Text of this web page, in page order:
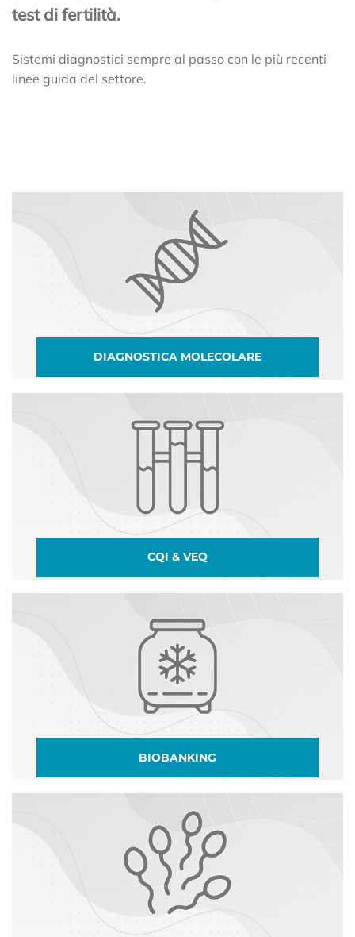
test di fertilità.
Sistemi diagnostici sempre al passo con le più recenti
linee guida del settore.
DIAGNOSTICA MOLECOLARE
CQI & VEQ
BIOBANKING